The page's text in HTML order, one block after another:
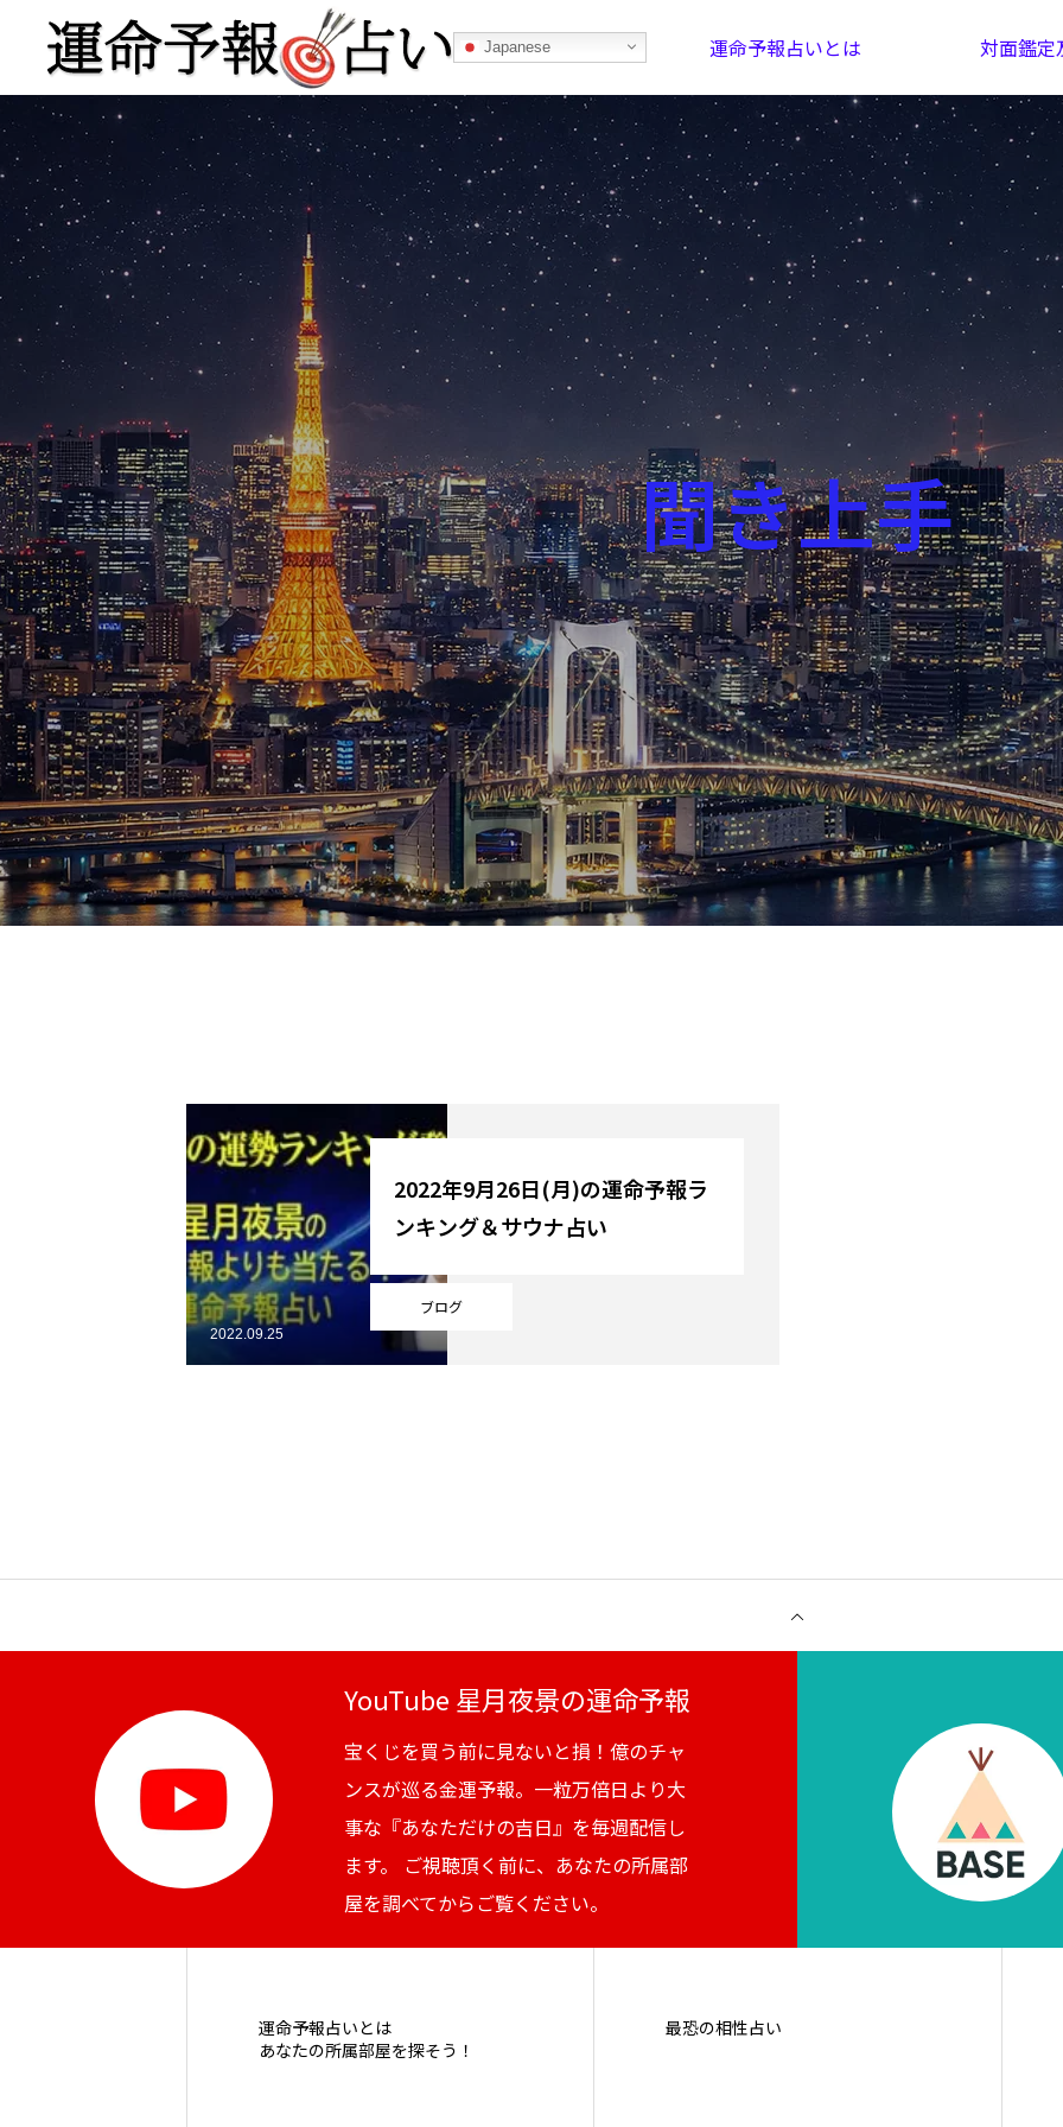
Japanese 運命予報占いとは 対面鑑定
運命予報占い
運命予報占いとは あなたの所属部屋を探そう！ 最恐の相性占い
記事カテゴリー
ブログ お知らせ 芸能界
スポーツ 競馬 社会
テニス四大大会・五輪
テニス四大大会・五輪
YouTube
Online Store
聞き上手
ブログ
2022年9月26日(月)の運命予報ラ
ンキング＆サウナ占い
2022.09.25
YouTube 星月夜景の運命予報
宝くじを買う前に見ないと損！億のチャ
ンスが巡る金運予報。一粒万倍日より大
事な『あなただけの吉日』を毎週配信し
ます。 ご視聴頂く前に、あなたの所属部
屋を調べてからご覧ください。
運命予報占いとは
あなたの所属部屋を探そう！
最恐の相性占い